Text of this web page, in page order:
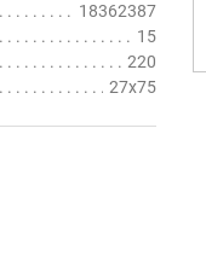
18362387
15
220
27х75